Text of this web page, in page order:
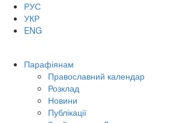
РУС
УКР
ENG
Парафіянам
Православний календар
Розклад
Новини
Публікації